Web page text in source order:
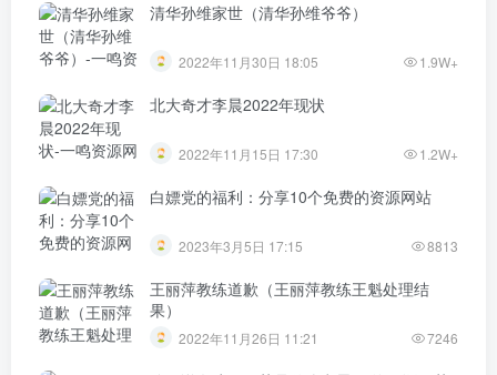
清华孙维家世（清华孙维爷爷）
2022年11月30日 18:05 1.9W+
北大奇才李晨2022年现状
2022年11月15日 17:30 1.2W+
白嫖党的福利：分享10个免费的资源网站
2023年3月5日 17:15 8813
王丽萍教练道歉（王丽萍教练王魁处理结
果）
2022年11月26日 11:21 7246